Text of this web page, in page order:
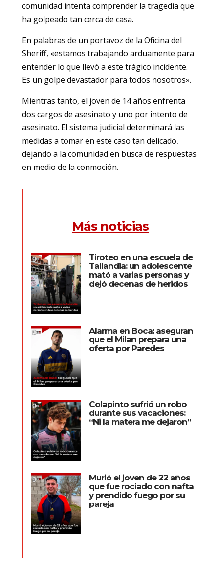
comunidad intenta comprender la tragedia que
ha golpeado tan cerca de casa.
En palabras de un portavoz de la Oficina del
Sheriff, «estamos trabajando arduamente para
entender lo que llevó a este trágico incidente.
Es un golpe devastador para todos nosotros».
Mientras tanto, el joven de 14 años enfrenta
dos cargos de asesinato y uno por intento de
asesinato. El sistema judicial determinará las
medidas a tomar en este caso tan delicado,
dejando a la comunidad en busca de respuestas
en medio de la conmoción.
Más noticias
Tiroteo en una escuela de
Tailandia: un adolescente
mató a varias personas y
dejó decenas de heridos
Alarma en Boca: aseguran
que el Milan prepara una
oferta por Paredes
Colapinto sufrió un robo
durante sus vacaciones:
“Ni la matera me dejaron”
Murió el joven de 22 años
que fue rociado con nafta
y prendido fuego por su
pareja